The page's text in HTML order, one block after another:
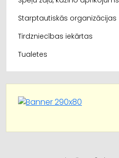
Starptautiskās organizācijas
Tirdzniecības iekārtas
Tualetes